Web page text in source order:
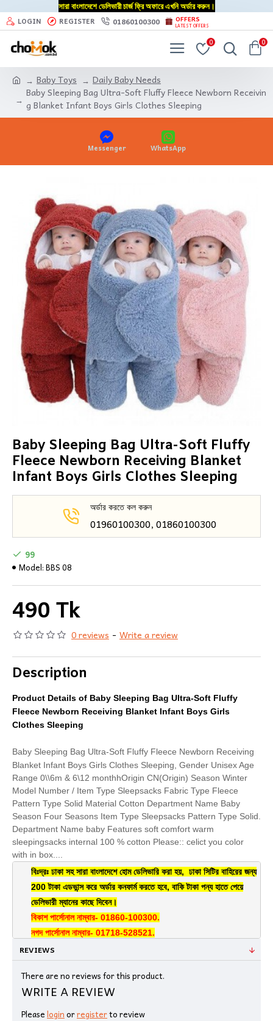
সারা বাংলাদেশে ডেলিভারী চার্জ ফ্রি অফারে এখনি অর্ডার করুন।
LOGIN REGISTER 01860100300 OFFERS
LATEST OFFERS
0 0
Baby Toys
Daily Baby Needs
Baby Sleeping Bag Ultra-Soft Fluffy Fleece Newborn Receivin
g Blanket Infant Boys Girls Clothes Sleeping
Messenger WhatsApp
Baby Sleeping Bag Ultra-Soft Fluffy
Fleece Newborn Receiving Blanket
Infant Boys Girls Clothes Sleeping
অর্ডার করতে কল করুন
01960100300, 01860100300
0 reviews - Write a review
490 Tk
99
Model:BBS 08
Description
Product Details of Baby Sleeping Bag Ultra-Soft Fluffy
Fleece Newborn Receiving Blanket Infant Boys Girls
Clothes Sleeping
Baby Sleeping Bag Ultra-Soft Fluffy Fleece Newborn Receiving
Blanket Infant Boys Girls Clothes Sleeping, Gender Unisex Age
Range 0\\6m & 6\12 monthhOrigin CN(Origin) Season Winter
Model Number / Item Type Sleepsacks Fabric Type Fleece
Pattern Type Solid Material Cotton Department Name Baby
Season Four Seasons Item Type Sleepsacks Pattern Type Solid.
Department Name baby Features soft comfort warm
sleepingsacks internal 100 % cotton Please:: celict you color
with in box....
বিঃদ্রঃ ঢাকা সহ সারা বাংলাদেশে হোম ডেলিভারি করা হয়, ঢাকা সিটির বাহিরের জন্য
200 টাকা এডভান্স করে অর্ডার কনফার্ম করতে হবে, বাকি টাকা পন্য হাতে পেয়ে
ডেলিভারী ম্যানের কাছে দিবেন।
বিকাশ পার্সোনাল নাম্বার- 01860-100300.
নগদ পার্সোনাল নাম্বার- 01718-528521.
REVIEWS
There are no reviews for this product.
WRITE A REVIEW
Pleaseloginorregisterto review